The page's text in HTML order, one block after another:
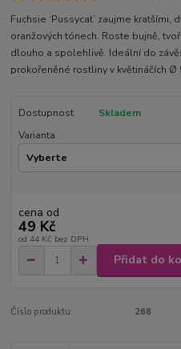
Fuchsie ‘Pussycat’ zaujme kratšími,
oranžových tónech. Roste bujně,
dlouho a spolehlivě. Ideální do
prokořeněné rostliny v květináčích Ø
Dostupnost
Skladem
Varianta
cena od
49 Kč
od 44 Kč bez DPH
Přidat do
Číslo produktu: 268